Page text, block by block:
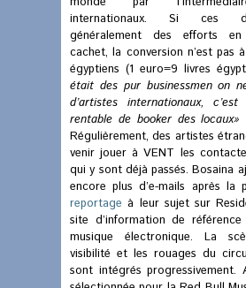
internationaux. Si ces
généralement des efforts
cachet, la conversion n’est pas
égyptiens (1 euro=9 livres
était des pur businessmen on
d’artistes internationaux,
rentable de booker des locaux»
Régulièrement, des artistes
venir jouer à VENT les
qui y sont déjà passés. Bosaina
encore plus d’e-mails après la
reportage à leur sujet sur
site d’information de
musique électronique. La
visibilité et les rouages du
sont intégrés progressivement.